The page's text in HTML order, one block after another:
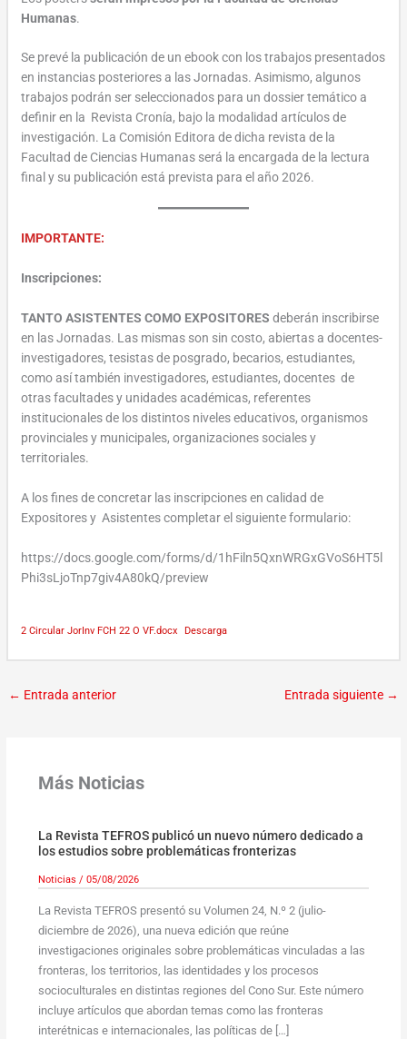
Humanas.
Se prevé la publicación de un ebook con los trabajos presentados
en instancias posteriores a las Jornadas. Asimismo, algunos
trabajos podrán ser seleccionados para un dossier temático a
definir en la Revista Cronía, bajo la modalidad artículos de
investigación. La Comisión Editora de dicha revista de la
Facultad de Ciencias Humanas será la encargada de la lectura
final y su publicación está prevista para el año 2026.
IMPORTANTE:
Inscripciones:
TANTO ASISTENTES COMO EXPOSITORES deberán inscribirse
en las Jornadas. Las mismas son sin costo, abiertas a docentes-
investigadores, tesistas de posgrado, becarios, estudiantes,
como así también investigadores, estudiantes, docentes de
otras facultades y unidades académicas, referentes
institucionales de los distintos niveles educativos, organismos
provinciales y municipales, organizaciones sociales y
territoriales.
A los fines de concretar las inscripciones en calidad de
Expositores y Asistentes completar el siguiente formulario:
https://docs.google.com/forms/d/1hFiln5QxnWRGxGVoS6HT5l
Phi3sLjoTnp7giv4A80kQ/preview
2 Circular JorInv FCH 22 O VF.docx Descarga
← Entrada anterior Entrada siguiente →
Más Noticias
La Revista TEFROS publicó un nuevo número dedicado a
los estudios sobre problemáticas fronterizas
Noticias / 05/08/2026
La Revista TEFROS presentó su Volumen 24, N.º 2 (julio-
diciembre de 2026), una nueva edición que reúne
investigaciones originales sobre problemáticas vinculadas a las
fronteras, los territorios, las identidades y los procesos
socioculturales en distintas regiones del Cono Sur. Este número
incluye artículos que abordan temas como las fronteras
interétnicas e internacionales, las políticas de […]